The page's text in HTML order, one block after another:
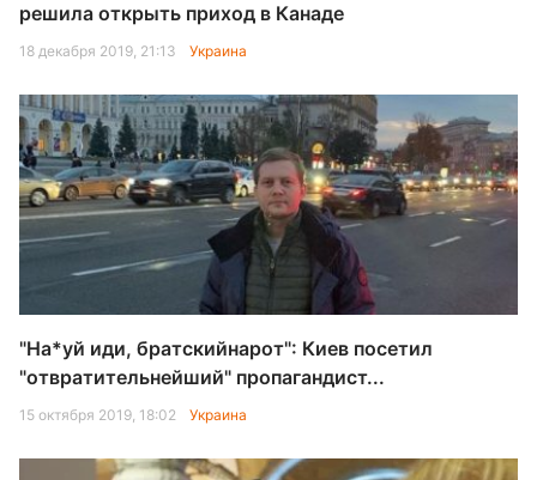
решила открыть приход в Канаде
18 декабря 2019, 21:13 Украина
"На*уй иди, братскийнарот": Киев посетил
"отвратительнейший" пропагандист...
15 октября 2019, 18:02 Украина